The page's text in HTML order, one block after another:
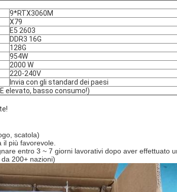
9*RTX3060M
X79
E5 2603
DDR3 16G
128G
954W
2000 W
220-240V
Invia con gli standard dei paesi
elevato, basso consumo!)
scatola)
più favorevole.
entro 3 ~ 7 giorni lavorativi dopo aver effettuato
200+ nazioni)